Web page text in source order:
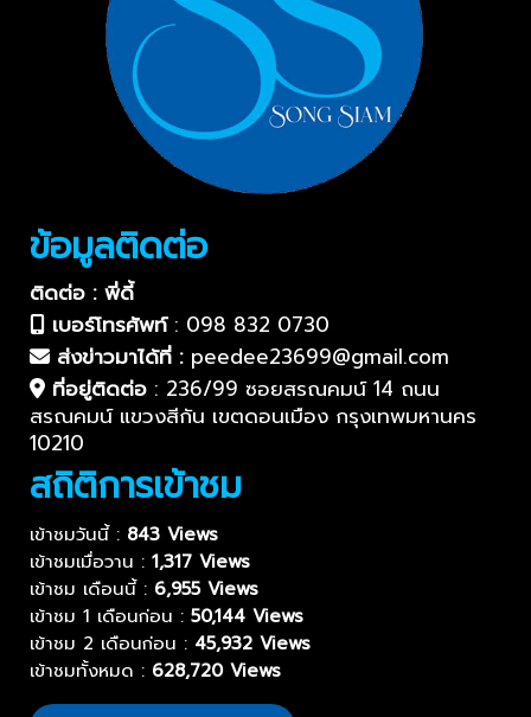
ข้อมูลติดต่อ
ติดต่อ : พี่ดี้
เบอร์โทรศัพท์: 098 832 0730
ส่งข่าวมาได้ที่ : peedee23699@gmail.com
ที่อยู่ติดต่อ : 236/99 ซอยสรณคมน์ 14 ถนน
สรณคมน์ แขวงสีกัน เขตดอนเมือง กรุงเทพมหานคร
10210
สถิติการเข้าชม
เข้าชมวันนี้ : 843 Views
เข้าชมเมื่อวาน : 1,317 Views
เข้าชม เดือนนี้ : 6,955 Views
เข้าชม 1 เดือนก่อน : 50,144 Views
เข้าชม 2 เดือนก่อน : 45,932 Views
เข้าชมทั้งหมด : 628,720 Views